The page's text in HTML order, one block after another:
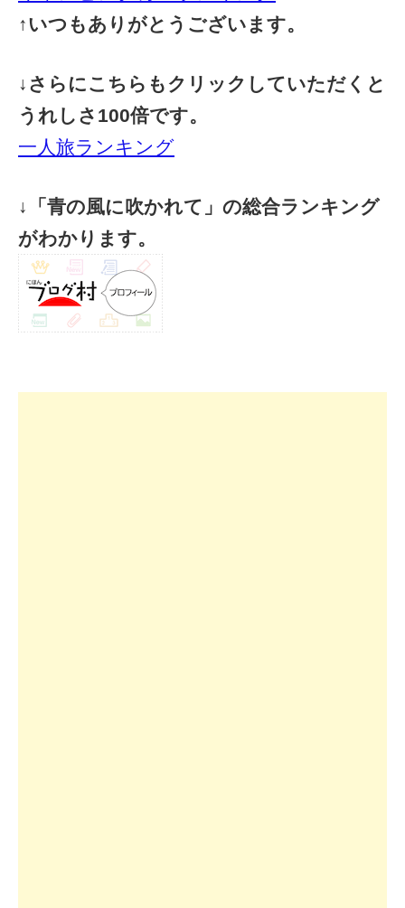
↑いつもありがとうございます。
↓さらにこちらもクリックしていただくと
うれしさ100倍です。
一人旅ランキング
↓「青の風に吹かれて」の総合ランキング
がわかります。